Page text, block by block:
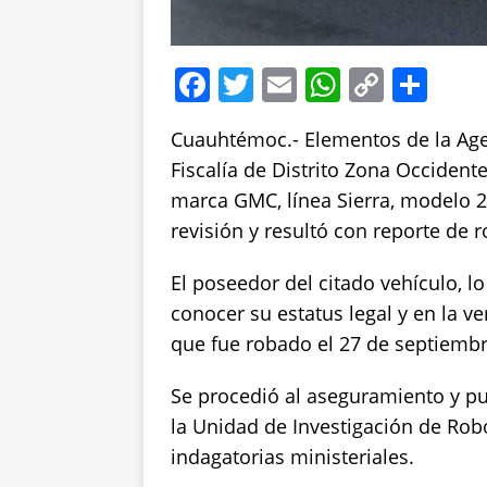
F
a
c
e
b
o
k
T
it
te
r
E
m
ai
l
W
at
s
A
p
C
p
y
Li
n
k
h
a
re
Cuauhtémoc.- Elementos de la
Fiscalía de Distrito Zona
marca GMC, línea Sierra, modelo
revisión y resultó con reporte de
El poseedor del citado vehículo,
conocer su estatus legal y en la
que fue robado el 27 de
Se procedió al aseguramiento y
la Unidad de Investigación de
indagatorias ministeriales.